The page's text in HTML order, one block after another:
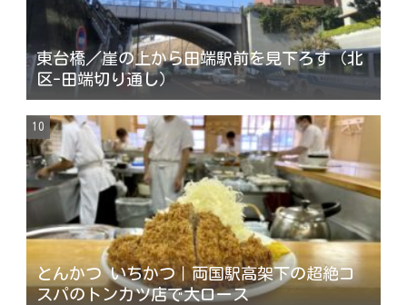
東台橋／崖の上から田端駅前を見下ろす（北
区-田端切り通し）
とんかつ いちかつ｜両国駅高架下の超絶コ
スパのトンカツ店で大ロース